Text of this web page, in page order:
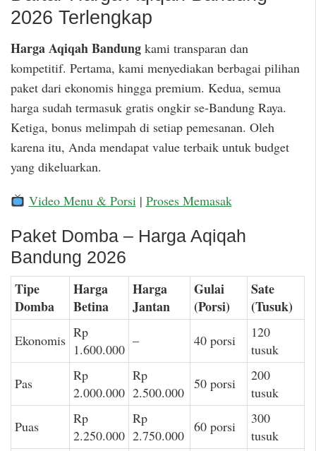
2026 Terlengkap
Harga Aqiqah Bandung kami transparan dan
kompetitif. Pertama, kami menyediakan berbagai pilihan
paket dari ekonomis hingga premium. Kedua, semua
harga sudah termasuk gratis ongkir se-Bandung Raya.
Ketiga, bonus melimpah di setiap pemesanan. Oleh
karena itu, Anda mendapat value terbaik untuk budget
yang dikeluarkan.
Video Menu & Porsi| Proses Memasak
Paket Domba – Harga Aqiqah
Bandung 2026
Tipe
Domba
Harga
Betina
Harga
Jantan
Gulai
(Porsi)
Sate
(Tusuk)
Ekonomis Rp
1.600.000
– 40 porsi
120
tusuk
Pas
Rp
2.000.000
Rp
2.500.000
50 porsi
200
tusuk
Puas
Rp
2.250.000
Rp
2.750.000
60 porsi
300
tusuk